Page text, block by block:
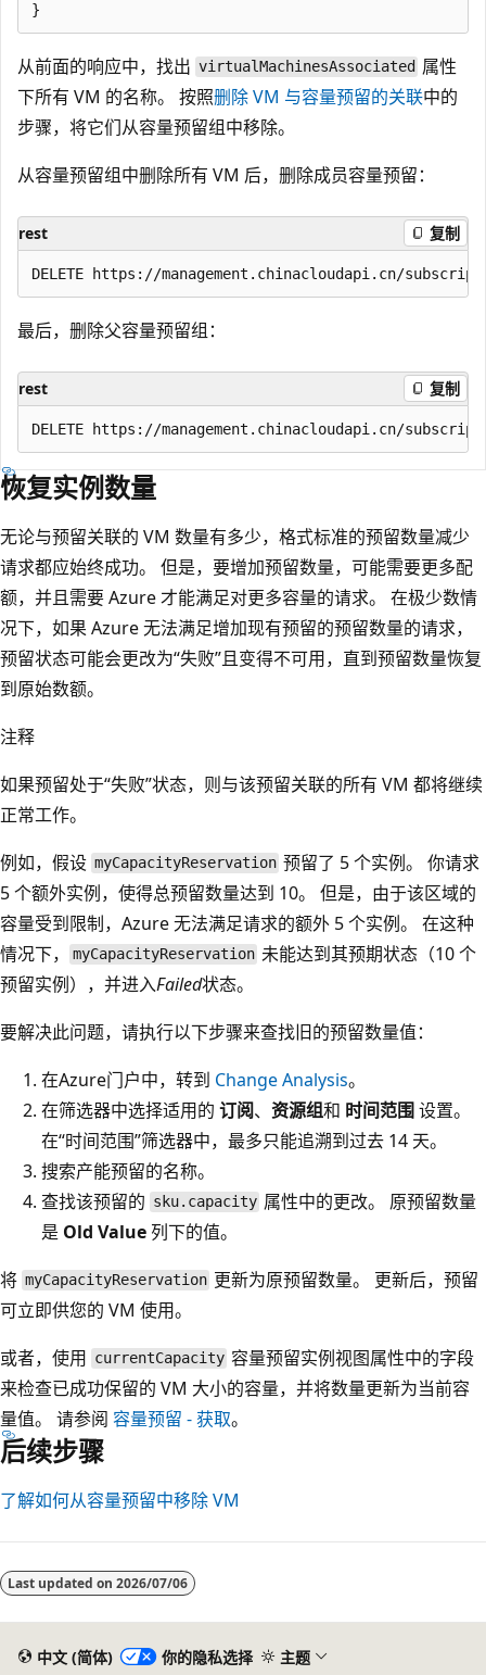
从前面的响应中，找出 virtualMachinesAssociated 属性
下所有 VM 的名称。 按照删除 VM 与容量预留的关联中的
步骤，将它们从容量预留组中移除。
从容量预留组中删除所有 VM 后，删除成员容量预留：
rest 复制
最后，删除父容量预留组：
rest 复制
恢复实例数量
无论与预留关联的 VM 数量有多少，格式标准的预留数量减少
请求都应始终成功。 但是，要增加预留数量，可能需要更多配
额，并且需要 Azure 才能满足对更多容量的请求。 在极少数情
况下，如果 Azure 无法满足增加现有预留的预留数量的请求，
预留状态可能会更改为“失败”且变得不可用，直到预留数量恢复
到原始数额。
注释
如果预留处于“失败”状态，则与该预留关联的所有 VM 都将继续
正常工作。
例如，假设 myCapacityReservation 预留了 5 个实例。 你请求
5 个额外实例，使得总预留数量达到 10。 但是，由于该区域的
容量受到限制，Azure 无法满足请求的额外 5 个实例。 在这种
情况下，
myCapacityReservation 未能达到其预期状态（10 个
预留实例），并进入Failed状态。
要解决此问题，请执行以下步骤来查找旧的预留数量值：
在Azure门户中，转到 Change Analysis。
在筛选器中选择适用的 订阅、 资源组和 时间范围设置。
在“时间范围”筛选器中，最多只能追溯到过去 14 天。
搜索产能预留的名称。
查找该预留的 sku.capacity 属性中的更改。 原预留数量
是 Old Value 列下的值。
将 myCapacityReservation 更新为原预留数量。 更新后，预留
可立即供您的 VM 使用。
或者，使用 currentCapacity 容量预留实例视图属性中的字段
来检查已成功保留的 VM 大小的容量，并将数量更新为当前容
量值。 请参阅 容量预留 - 获取。
后续步骤
了解如何从容量预留中移除 VM
Last updated on 2026/07/06
中文 (简体) 你的隐私选择 主题